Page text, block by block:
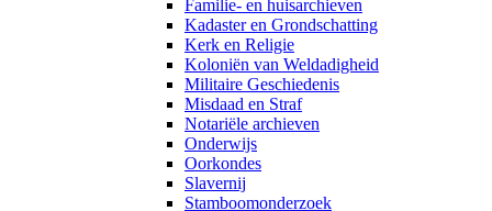
Familie- en huisarchieven
Kadaster en Grondschatting
Kerk en Religie
Koloniën van Weldadigheid
Militaire Geschiedenis
Misdaad en Straf
Notariële archieven
Onderwijs
Oorkondes
Slavernij
Stamboomonderzoek